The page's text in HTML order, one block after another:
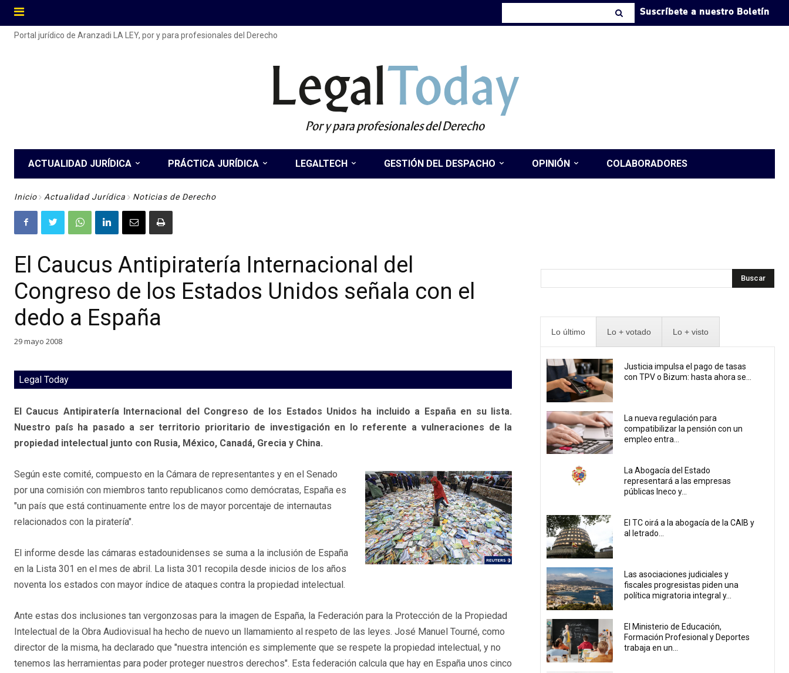
Suscríbete a nuestro Boletín
Portal jurídico de Aranzadi LA LEY, por y para profesionales del Derecho
LegalToday
Por y para profesionales del Derecho
ACTUALIDAD JURÍDICA PRÁCTICA JURÍDICA LEGALTECH GESTIÓN DEL DESPACHO OPINIÓN COLABORADORES
Inicio Actualidad Jurídica Noticias de Derecho
El Caucus Antipiratería Internacional del
Congreso de los Estados Unidos señala con el
dedo a España
29 mayo 2008
Legal Today
El Caucus Antipiratería Internacional del Congreso de los Estados Unidos ha incluido a España en su lista.
Nuestro país ha pasado a ser territorio prioritario de investigación en lo referente a vulneraciones de la
propiedad intelectual junto con Rusia, México, Canadá, Grecia y China.
Según este comité, compuesto en la Cámara de representantes y en el Senado
por una comisión con miembros tanto republicanos como demócratas, España es
"un país que está continuamente entre los de mayor porcentaje de internautas
relacionados con la piratería".
El informe desde las cámaras estadounidenses se suma a la inclusión de España
en la Lista 301 en el mes de abril. La lista 301 recopila desde inicios de los años
noventa los estados con mayor índice de ataques contra la propiedad intelectual.
Ante estas dos inclusiones tan vergonzosas para la imagen de España, la Federación para la Protección de la Propiedad
Intelectual de la Obra Audiovisual ha hecho de nuevo un llamamiento al respeto de las leyes. José Manuel Tourné, como
director de la misma, ha declarado que "nuestra intención es simplemente que se respete la propiedad intelectual, y no
tenemos las herramientas para poder proteger nuestros derechos". Esta federación calcula que hay en España unos cinco
Buscar
Lo último Lo + votado Lo + visto
Justicia impulsa el pago de tasas
con TPV o Bizum: hasta ahora se...
La nueva regulación para
compatibilizar la pensión con un
empleo entra...
La Abogacía del Estado
representará a las empresas
públicas Ineco y...
El TC oirá a la abogacía de la CAIB y
al letrado...
Las asociaciones judiciales y
fiscales progresistas piden una
política migratoria integral y...
El Ministerio de Educación,
Formación Profesional y Deportes
trabaja en un...